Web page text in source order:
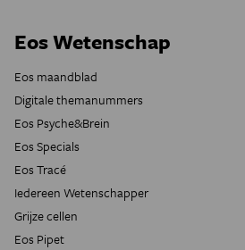
Eos Wetenschap
Eos maandblad
Digitale themanummers
Eos Psyche&Brein
Eos Specials
Eos Tracé
Iedereen Wetenschapper
Grijze cellen
Eos Pipet